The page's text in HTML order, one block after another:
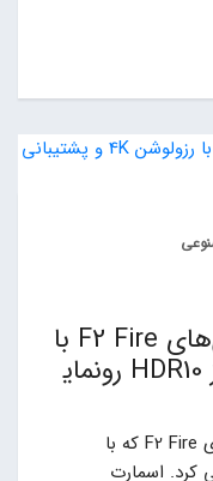
شیائومی از سری تلویزیون‌های F2 Fire با
رزولوشن 4K و پشتیبانی از HDR10 رونمای
کمپانی شیائومی از سری تلویزیون‌های F2 Fire که با
کرد. اسمارت